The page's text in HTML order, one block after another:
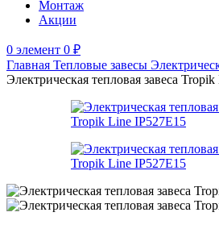
Монтаж
Акции
0 элемент 0 ₽
Главная Тепловые завесы
Электрическая тепловая завеса